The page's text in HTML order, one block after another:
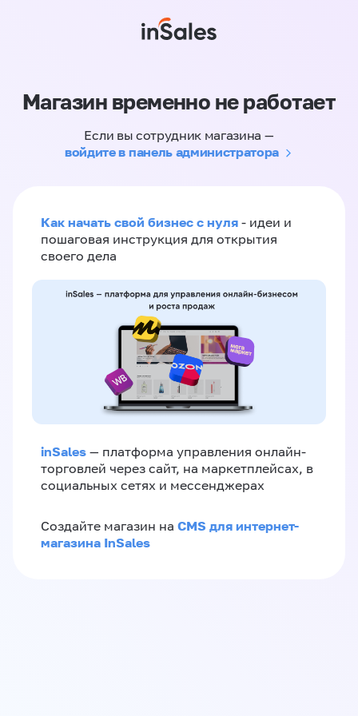
Магазин временно не работает
Если вы сотрудник магазина —
войдите в панель администратора
Как начать свой бизнес с нуля - идеи и
пошаговая инструкция для открытия
своего дела
inSales — платформа управления онлайн-
торговлей через сайт, на маркетплейсах, в
социальных сетях и мессенджерах
Создайте магазин на CMS для интернет-
магазина InSales